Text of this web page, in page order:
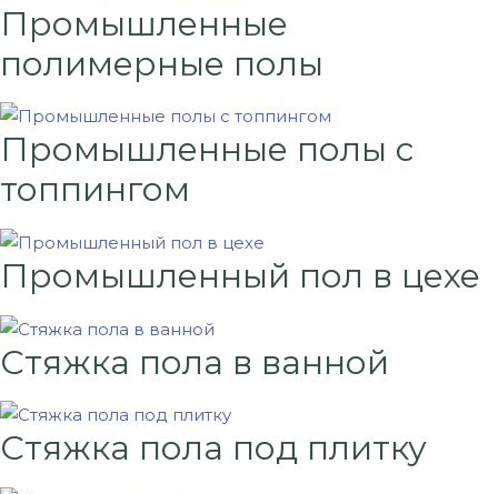
Промышленные
полимерные полы
Промышленные полы с
топпингом
Промышленный пол в цехе
Стяжка пола в ванной
Стяжка пола под плитку